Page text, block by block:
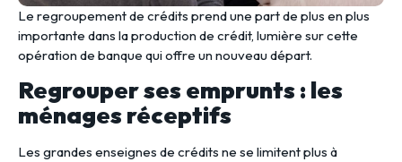
Le regroupement de crédits prend une part de plus en plus
importante dans la production de crédit, lumière sur cette
opération de banque qui offre un nouveau départ.
Regrouper ses emprunts : les
ménages réceptifs
Les grandes enseignes de crédits ne se limitent plus à